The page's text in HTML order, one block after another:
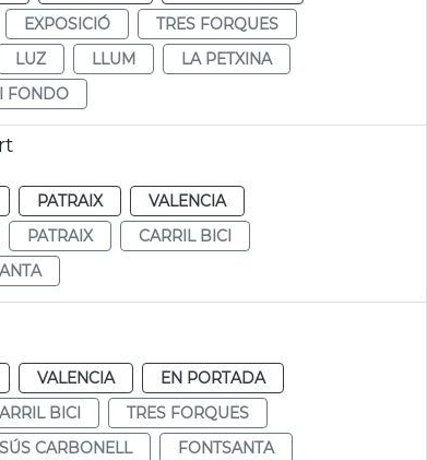
EXPOSICIÓ
TRES FORQUES
LUZ LLUM
LA PETXINA
FONDO
PATRAIX
VALENCIA
PATRAIX
CARRIL BICI
VALENCIA
EN PORTADA
BICI
TRES FORQUES
CARBONELL FONTSANTA